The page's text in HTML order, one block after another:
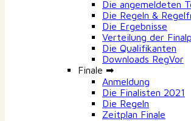
Die angemeldeten
Die Regeln &
Die Ergebnisse
Verteilung der
Die Qualifikanten
Downloads RegVor
Finale ➡
Anmeldung
Die Finalisten 2021
Die Regeln
Zeitplan Finale